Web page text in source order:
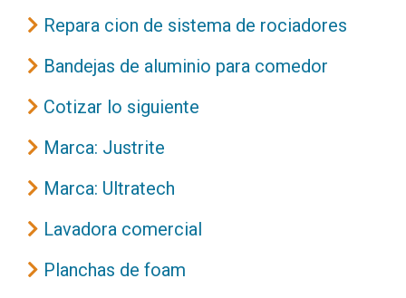
Repara cion de sistema de rociadores
Bandejas de aluminio para comedor
Cotizar lo siguiente
Marca: Justrite
Marca: Ultratech
Lavadora comercial
Planchas de foam